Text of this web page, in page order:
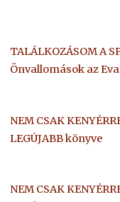
TALÁLKOZÁSOM A
Önvallomások az
NEM CSAK
LEGÚJABB könyve
NEM CSAK